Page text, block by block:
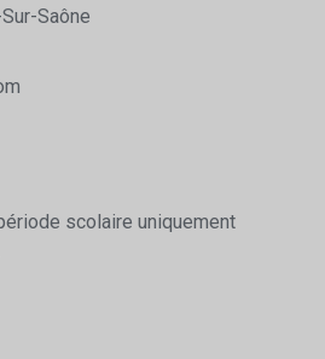
Saône
scolaire uniquement